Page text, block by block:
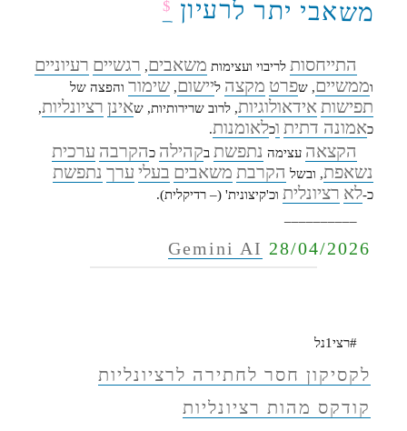
משאבי יתר לרעיון $
התייחסות לריבוי ועצימות משאבים, רגשיים רעיוניים
וממשיים, שפרט מקצה ליישום,שימור והפצה של
תפישות אידאולוגיות, לרוב שרירותיות, שאינן רציונליות,
כאמונה דתית וכלאומנות.
הקצאה עצימה נתפשת בקהילה כהקרבה ערכית
נשאפת, ובשל הקרבת משאבים בעלי ערך נתפשת
כ-לא רציונלית וכ'קיצונית' (– רדיקלית).
Gemini AI 28/04/2026
#רצי1נל
לקסיקון חסר לחתירה לרציונליות
קודקס מהות רציונליות